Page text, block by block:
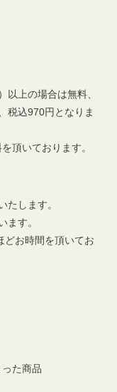
上の場合は無料、
税込970円となりま
頂いております。
たします。
ます。
どお時間を頂いてお
た商品